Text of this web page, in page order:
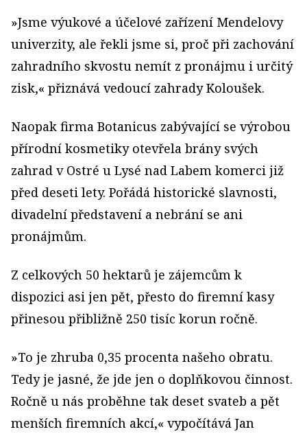
»Jsme výukové a účelové zařízení Mendelovy
univerzity, ale řekli jsme si, proč při zachování
zahradního skvostu nemít z pronájmu i určitý
zisk,« přiznává vedoucí zahrady Koloušek.
Naopak firma Botanicus zabývající se výrobou
přírodní kosmetiky otevřela brány svých
zahrad v Ostré u Lysé nad Labem komerci již
před deseti lety. Pořádá historické slavnosti,
divadelní představení a nebrání se ani
pronájmům.
Z celkových 50 hektarů je zájemcům k
dispozici asi jen pět, přesto do firemní kasy
přinesou přibližně 250 tisíc korun ročně.
»To je zhruba 0,35 procenta našeho obratu.
Tedy je jasné, že jde jen o doplňkovou činnost.
Ročně u nás proběhne tak deset svateb a pět
menších firemních akcí,« vypočítává Jan